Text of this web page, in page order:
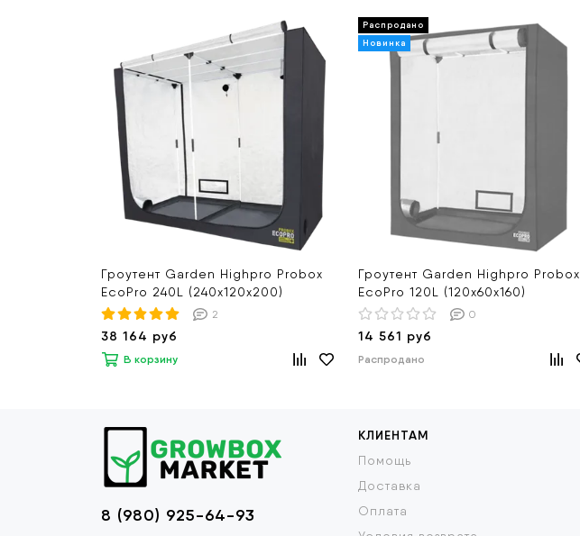
Гроутент Garden Highpro Probox
EcoPro 240L (240х120х200)
2
38 164 руб
В корзину
Гроутент Garden Highpro Probox
EcoPro 120L (120х60х160)
0
14 561 руб
Распродано
8 (980) 925-64-93
КЛИЕНТАМ
Помощь
Доставка
Оплата